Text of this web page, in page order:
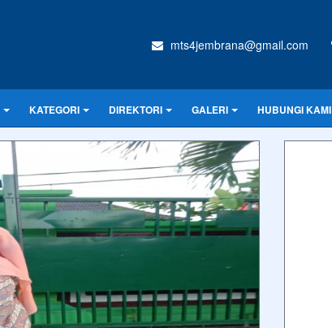
mts4jembrana@gmail.com
KATEGORI DIREKTORI GALERI HUBUNGI KAMI